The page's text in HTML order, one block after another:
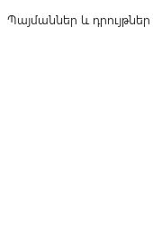
Պայմաններ և դրույթներ